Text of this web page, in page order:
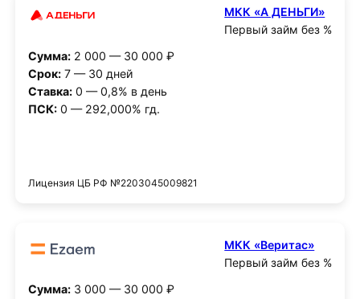
МКК «А ДЕНЬГИ»
Первый займ без %
Сумма:2 000 — 30 000 ₽
Срок:7 — 30 дней
Ставка:0 — 0,8% в день
ПСК:0 — 292,000% гд.
Лицензия ЦБ РФ №2203045009821
МКК «Веритас»
Первый займ без %
Сумма:3 000 — 30 000 ₽